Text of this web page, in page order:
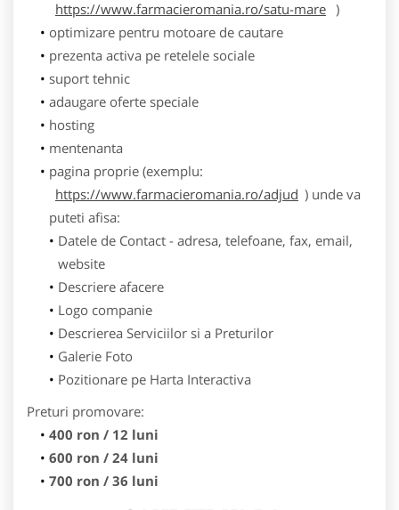
https://www.farmacieromania.ro/satu-mare )
optimizare pentru motoare de cautare
prezenta activa pe retelele sociale
suport tehnic
adaugare oferte speciale
hosting
mentenanta
pagina proprie (exemplu:
https://www.farmacieromania.ro/adjud ) unde va
puteti afisa:
Datele de Contact - adresa, telefoane, fax, email,
website
Descriere afacere
Logo companie
Descrierea Serviciilor si a Preturilor
Galerie Foto
Pozitionare pe Harta Interactiva
Preturi promovare:
400 ron / 12 luni
600 ron / 24 luni
700 ron / 36 luni